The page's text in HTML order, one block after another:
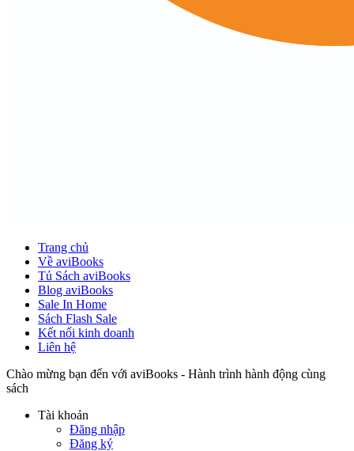
Trang chủ
Về aviBooks
Tủ Sách aviBooks
Blog aviBooks
Sale In Home
Sách Flash Sale
Kết nối kinh doanh
Liên hệ
Chào mừng bạn đến với aviBooks - Hành trình hành động cùng
sách
Tài khoản
Đăng nhập
Đăng ký